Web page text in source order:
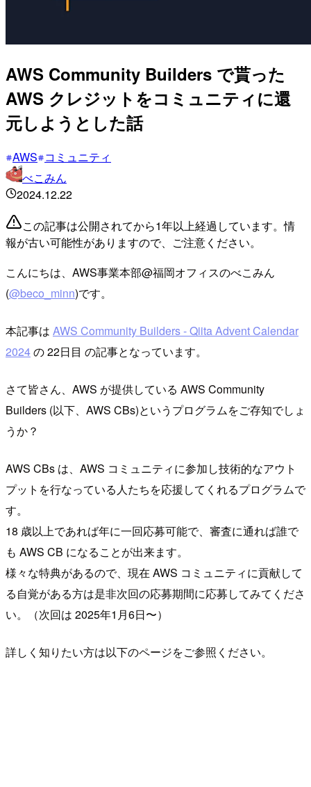
AWS Community Builders で貰った
AWS クレジットをコミュニティに還
元しようとした話
AWS コミュニティ
べこみん
2024.12.22
この記事は公開されてから1年以上経過しています。情
報が古い可能性がありますので、ご注意ください。
こんにちは、AWS事業本部@福岡オフィスのべこみん
(@beco_minn)です。
本記事は AWS Community Builders - Qiita Advent Calendar
2024の 22日目 の記事となっています。
さて皆さん、AWS が提供している AWS Community
Builders (以下、AWS CBs)というプログラムをご存知でしょ
うか？
AWS CBs は、AWS コミュニティに参加し技術的なアウト
プットを行なっている人たちを応援してくれるプログラムで
す。
18 歳以上であれば年に一回応募可能で、審査に通れば誰で
も AWS CB になることが出来ます。
様々な特典があるので、現在 AWS コミュニティに貢献して
る自覚がある方は是非次回の応募期間に応募してみてくださ
い。（次回は 2025年1月6日〜）
詳しく知りたい方は以下のページをご参照ください。